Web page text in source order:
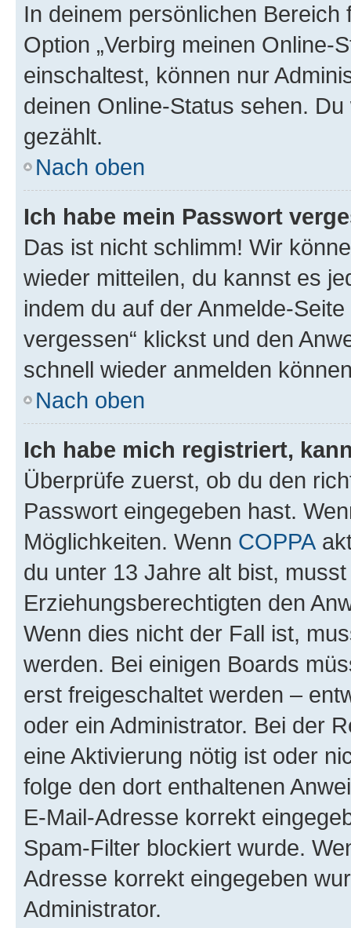
In deinem persönlichen
Option „Verbirg meinen Online-
einschaltest, können nur
deinen Online-Status sehen.
gezählt.
Nach oben
Ich habe mein Passwort
Das ist nicht schlimm! Wir
wieder mitteilen, du kannst es
indem du auf der Anmelde-
vergessen“ klickst und den
schnell wieder anmelden
Nach oben
Ich habe mich registriert,
Überprüfe zuerst, ob du den
Passwort eingegeben hast.
Möglichkeiten. Wenn COPPA
du unter 13 Jahre alt bist,
Erziehungsberechtigten den
Wenn dies nicht der Fall ist,
werden. Bei einigen Boards
erst freigeschaltet werden –
oder ein Administrator. Bei der
eine Aktivierung nötig ist oder
folge den dort enthaltenen
E-Mail-Adresse korrekt
Spam-Filter blockiert wurde.
Adresse korrekt eingegeben
Administrator.